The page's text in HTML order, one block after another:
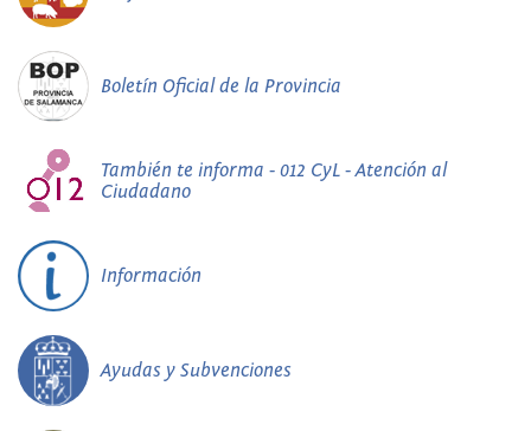
Boletín Oficial de la Provincia
También te informa - 012 CyL - Atención al
Ciudadano
Información
Ayudas y Subvenciones